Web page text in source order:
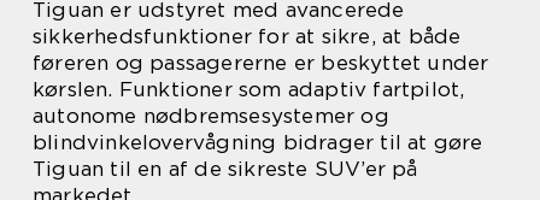
Tiguan er udstyret med avancerede
sikkerhedsfunktioner for at sikre, at både
føreren og passagererne er beskyttet under
kørslen. Funktioner som adaptiv fartpilot,
autonome nødbremsesystemer og
blindvinkelovervågning bidrager til at gøre
Tiguan til en af de sikreste SUV’er på